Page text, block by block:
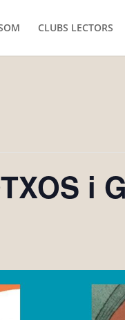
CLUBS LECTORS
i